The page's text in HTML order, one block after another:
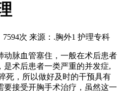
7594次 来源：.胸外1 护理专科
脉血管塞住，一般在术后患者
术后患者一类严重的并发症,
死，所以做好及时的干预具有
接受开胸手术治疗，虽然这一